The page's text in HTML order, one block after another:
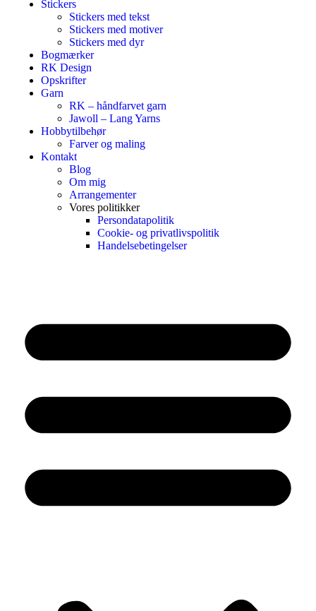
Stickers
Stickers med tekst
Stickers med motiver
Stickers med dyr
Bogmærker
RK Design
Opskrifter
Garn
RK – håndfarvet garn
Jawoll – Lang Yarns
Hobbytilbehør
Farver og maling
Kontakt
Blog
Om mig
Arrangementer
Vores politikker
Persondatapolitik
Cookie- og privatlivspolitik
Handelsebetingelser